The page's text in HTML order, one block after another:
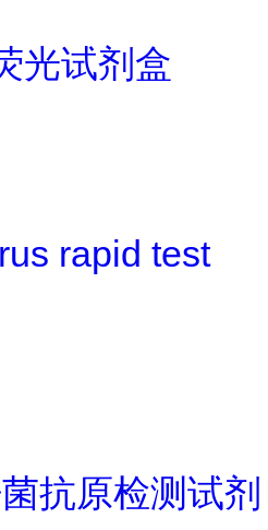
光试剂盒
rapid test
抗原检测试剂